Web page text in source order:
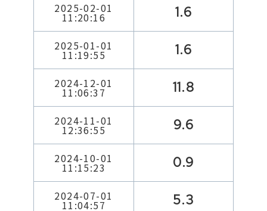
2025-02-01
11:20:16 1.6
2025-01-01
11:19:55 1.6
2024-12-01
11:06:37 11.8
2024-11-01
12:36:55 9.6
2024-10-01
11:15:23 0.9
2024-07-01
11:04:57 5.3